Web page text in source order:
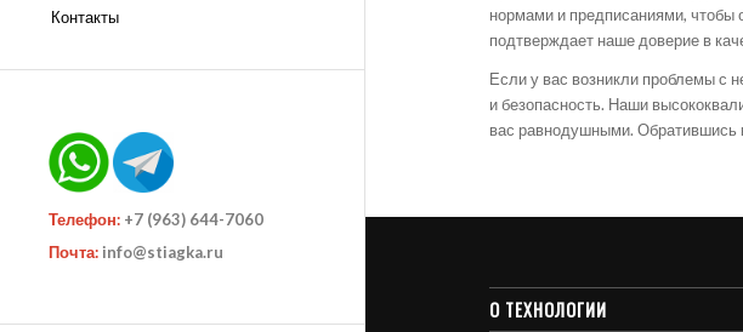
Контакты
Телефон: +7 (963) 644-7060
Почта: info@stiagka.ru
нормами и предписаниями, чтобы
подтверждает наше доверие в
Если у вас возникли проблемы с
и безопасность. Наши
вас равнодушными. Обратившись
О ТЕХНОЛОГИИ